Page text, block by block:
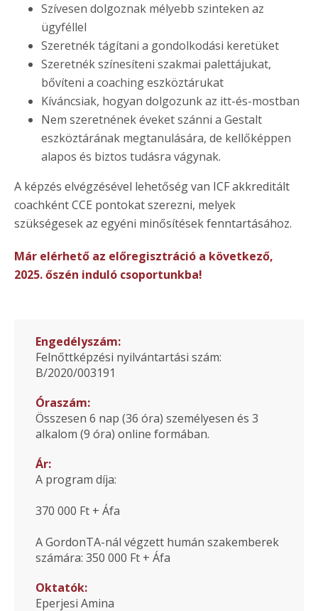
Szívesen dolgoznak mélyebb szinteken az
ügyféllel
Szeretnék tágítani a gondolkodási keretüket
Szeretnék színesíteni szakmai palettájukat,
bővíteni a coaching eszköztárukat
Kíváncsiak, hogyan dolgozunk az itt-és-mostban
Nem szeretnének éveket szánni a Gestalt
eszköztárának megtanulására, de kellőképpen
alapos és biztos tudásra vágynak.
A képzés elvégzésével lehetőség van ICF akkreditált
coachként CCE pontokat szerezni, melyek
szükségesek az egyéni minősítések fenntartásához.
Már elérhető az előregisztráció a következő,
2025. őszén induló csoportunkba!
Engedélyszám:
Felnőttképzési nyilvántartási szám:
B/2020/003191
Óraszám:
Összesen 6 nap (36 óra) személyesen és 3
alkalom (9 óra) online formában.
Ár:
A program díja:
370 000 Ft + Áfa
A GordonTA-nál végzett humán szakemberek
számára: 350 000 Ft + Áfa
Oktatók:
Eperjesi Amina